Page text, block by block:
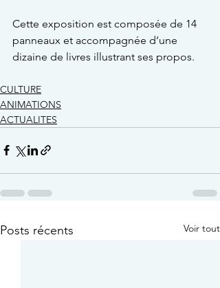
Cette exposition est composée de 14
panneaux et accompagnée d’une
dizaine de livres illustrant ses propos.
CULTURE
ANIMATIONS
ACTUALITES
Posts récents Voir tout